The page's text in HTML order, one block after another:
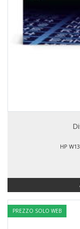
HP
PREZZO SOLO WEB